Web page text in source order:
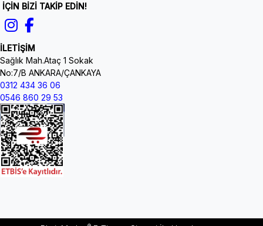
İÇİN BİZİ TAKİP EDİN!
İLETİŞİM
Sağlık Mah.Ataç 1 Sokak
No:7/B ANKARA/ÇANKAYA
0312 434 36 06
0546 860 29 53